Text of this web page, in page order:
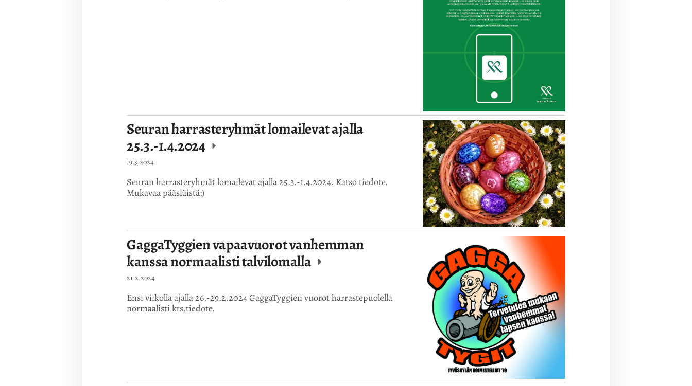
Seuran harrasteryhmät lomailevat ajalla
25.3.-1.4.2024
19.3.2024
Seuran harrasteryhmät lomailevat ajalla 25.3.-1.4.2024. Katso tiedote.
Mukavaa pääsiäistä:)
GaggaTyggien vapaavuorot vanhemman
kanssa normaalisti talvilomalla
21.2.2024
Ensi viikolla ajalla 26.-29.2.2024 GaggaTyggien vuorot harrastepuolella
normaalisti kts.tiedote.